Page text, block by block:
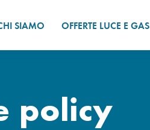
SIAMO OFFERTE LUCE E GAS
policy